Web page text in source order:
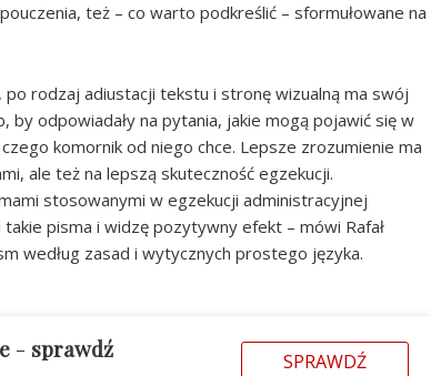
też – co warto podkreślić – sformułowane na
rodzaj adiustacji tekstu i stronę wizualną ma swój
odpowiadały na pytania, jakie mogą pojawić się w
komornik od niego chce. Lepsze zrozumienie ma
ale też na lepszą skuteczność egzekucji.
stosowanymi w egzekucji administracyjnej
pisma i widzę pozytywny efekt – mówi Rafał
według zasad i wytycznych prostego języka.
- sprawdź
SPRAWDŹ